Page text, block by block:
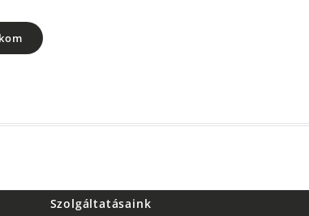
Szolgáltatásaink